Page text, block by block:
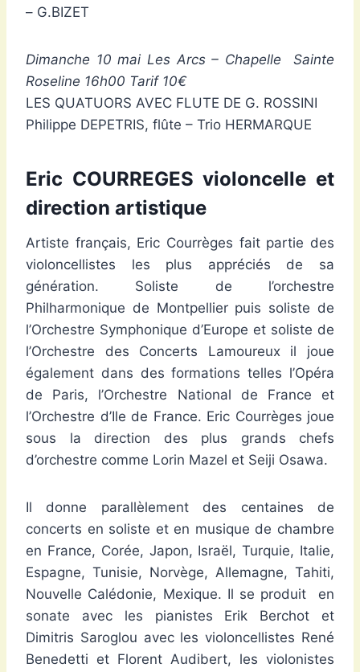
– G.BIZET
Dimanche 10 mai Les Arcs – Chapelle Sainte
Roseline 16h00 Tarif 10€
LES QUATUORS AVEC FLUTE DE G. ROSSINI
Philippe DEPETRIS, flûte – Trio HERMARQUE
Eric COURREGES violoncelle et
direction artistique
Artiste français, Eric Courrèges fait partie des
violoncellistes les plus appréciés de sa
génération. Soliste de l’orchestre
Philharmonique de Montpellier puis soliste de
l’Orchestre Symphonique d’Europe et soliste de
l’Orchestre des Concerts Lamoureux il joue
également dans des formations telles l’Opéra
de Paris, l’Orchestre National de France et
l’Orchestre d’Ile de France. Eric Courrèges joue
sous la direction des plus grands chefs
d’orchestre comme Lorin Mazel et Seiji Osawa.
Il donne parallèlement des centaines de
concerts en soliste et en musique de chambre
en France, Corée, Japon, Israël, Turquie, Italie,
Espagne, Tunisie, Norvège, Allemagne, Tahiti,
Nouvelle Calédonie, Mexique. Il se produit en
sonate avec les pianistes Erik Berchot et
Dimitris Saroglou avec les violoncellistes René
Benedetti et Florent Audibert, les violonistes